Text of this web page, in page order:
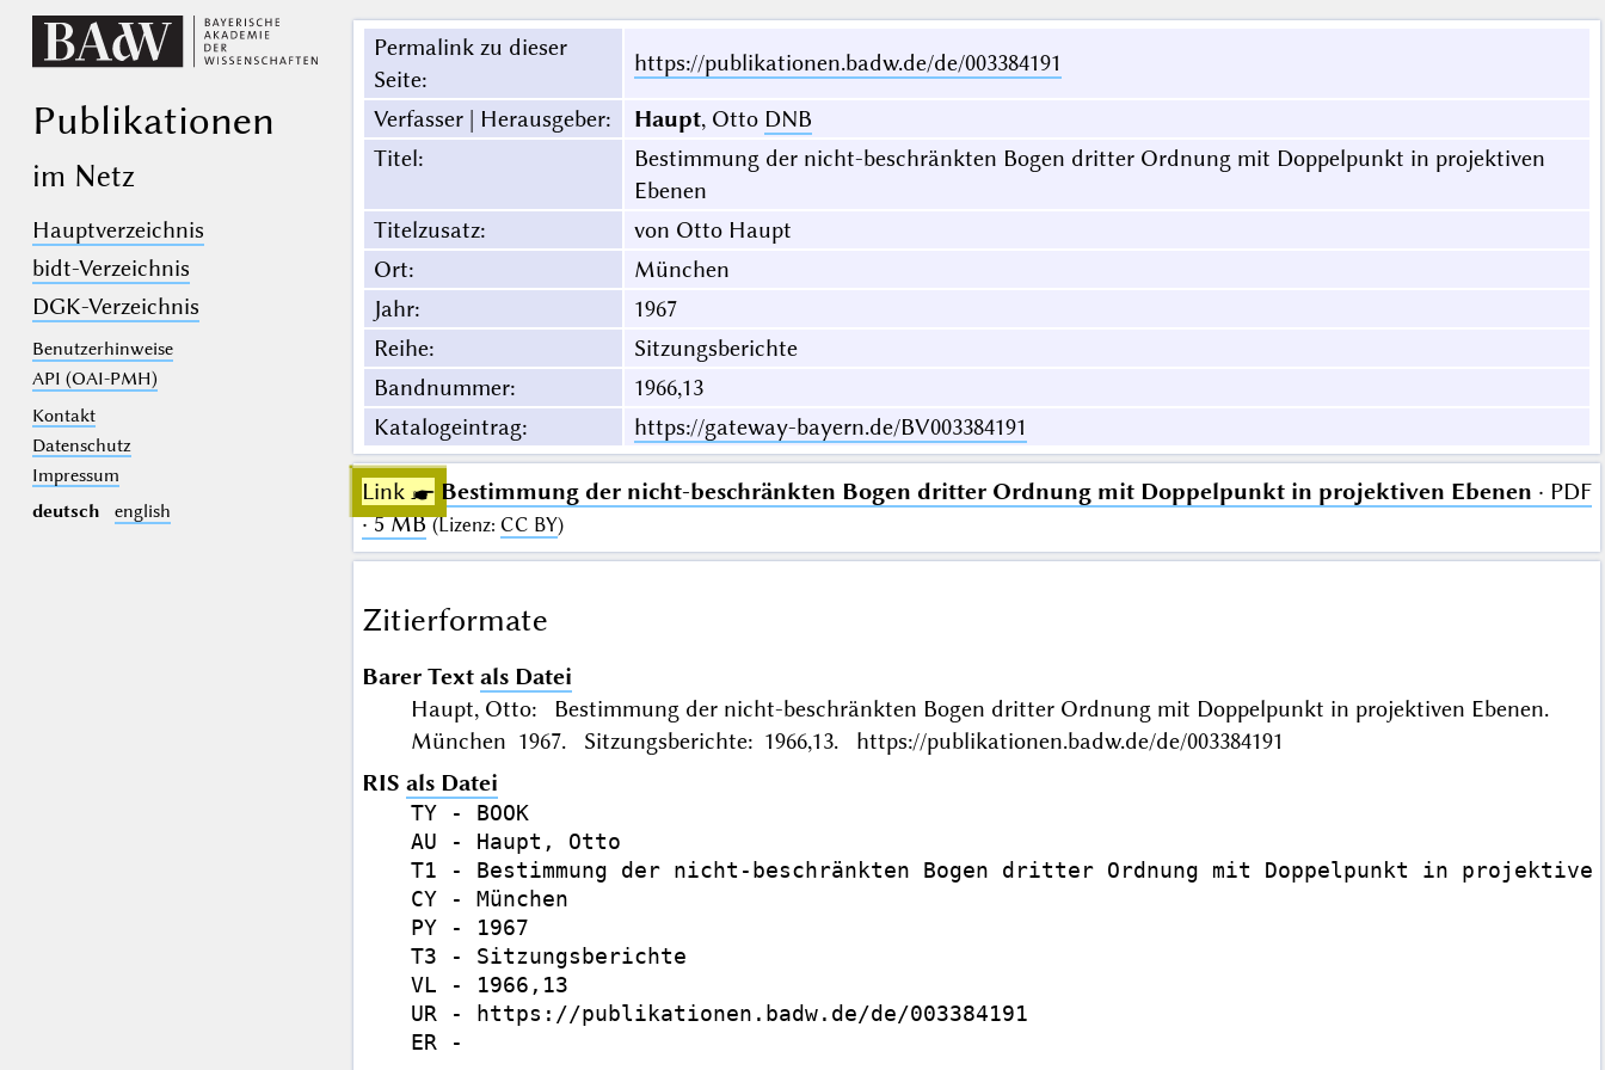
Publikationen
im Netz
Hauptverzeichnis
bidt-Verzeichnis
DGK-Verzeichnis
Benutzerhinweise
API (OAI-PMH)
Kontakt
Datenschutz
Impressum
deutsch
english
Permalink zu dieser
Seite:
https://publikationen.badw.de/de/003384191
Verfasser | Herausgeber: Haupt, Otto DNB
Titel:
Bestimmung der nicht-beschränkten Bogen dritter Ordnung mit Doppelpunkt in projektiven
Ebenen
Titelzusatz:
von Otto Haupt
Ort:
München
Jahr:
1967
Reihe:
Sitzungsberichte
Bandnummer:
1966,13
Katalogeintrag: https://gateway-bayern.de/BV003384191
Link ☛ Bestimmung der nicht-beschränkten Bogen dritter Ordnung mit Doppelpunkt in projektiven Ebenen · PDF
· 5 MB (Lizenz: CC BY)
Zitierformate
Barer Text als Datei
Haupt, Otto: Bestimmung der nicht-beschränkten Bogen dritter Ordnung mit Doppelpunkt in projektiven Ebenen.
München 1967. Sitzungsberichte: 1966,13. https://publikationen.badw.de/de/003384191
RIS als Datei
TY - BOOK
AU - Haupt, Otto
T1 - Bestimmung der nicht-beschränkten Bogen dritter Ordnung mit Doppelpunkt in projektiven
CY - München
PY - 1967
T3 - Sitzungsberichte
VL - 1966,13
UR - https://publikationen.badw.de/de/003384191